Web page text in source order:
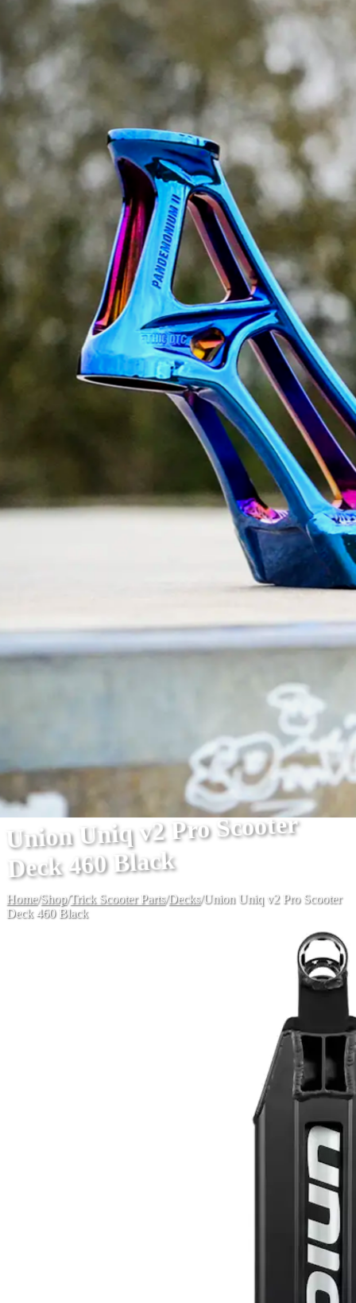
Union Uniq v2 Pro Scooter
Deck 460 Black
Home/Shop/Trick Scooter Parts/Decks/Union Uniq v2 Pro Scooter
Deck 460 Black